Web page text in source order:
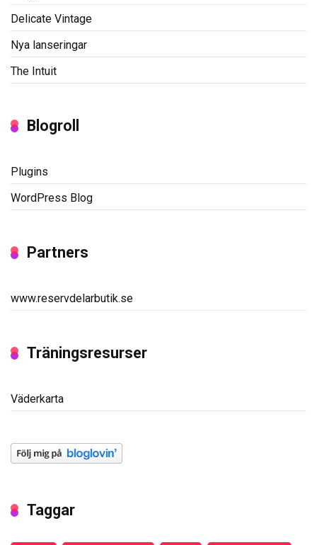
Delicate Vintage
Nya lanseringar
The Intuit
Blogroll
Plugins
WordPress Blog
Partners
www.reservdelarbutik.se
Träningsresurser
Väderkarta
Taggar